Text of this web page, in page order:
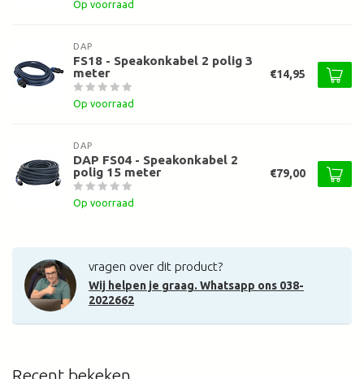
Op voorraad
DAP
FS18 - Speakonkabel 2 polig 3
meter
Op voorraad
€14,95
DAP
DAP FS04 - Speakonkabel 2
polig 15 meter
Op voorraad
€79,00
vragen over dit product?
Wij helpen je graag. Whatsapp ons 038-
2022662